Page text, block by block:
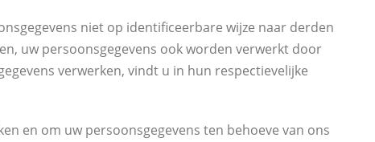
niet op identificeerbare wijze naar derden
uw persoonsgegevens ook worden verwerkt door
verwerken, vindt u in hun respectievelijke
en om uw persoonsgegevens ten behoeve van ons